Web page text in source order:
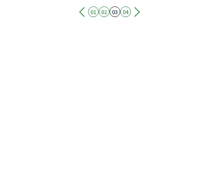
溪河道中央開闢道路，導致河道縮減為原本的2分之1至3
01 02 03 04